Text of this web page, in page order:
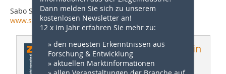
Sabo S.A
www.sabo.gr
Dieser Artikel erschien in
ZI 04/2013
Dann melden Sie sich zu unserem
kostenlosen Newsletter an!
12 x im Jahr erfahren Sie mehr zu:
» den neuesten Erkenntnissen aus
Forschung & Entwicklung
» aktuellen Marktinformationen